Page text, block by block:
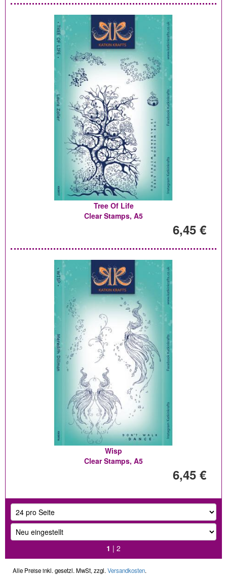
Tree Of Life
Clear Stamps, A5
6,45 €
Wisp
Clear Stamps, A5
6,45 €
1 | 2
Alle Preise inkl. gesetzl. MwSt, zzgl. Versandkosten.